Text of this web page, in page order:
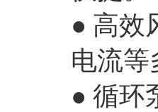
● 高效
电流等
● 循环